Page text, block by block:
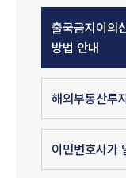
출국금지이의
방법 안내
해외부동산투
이민변호사가